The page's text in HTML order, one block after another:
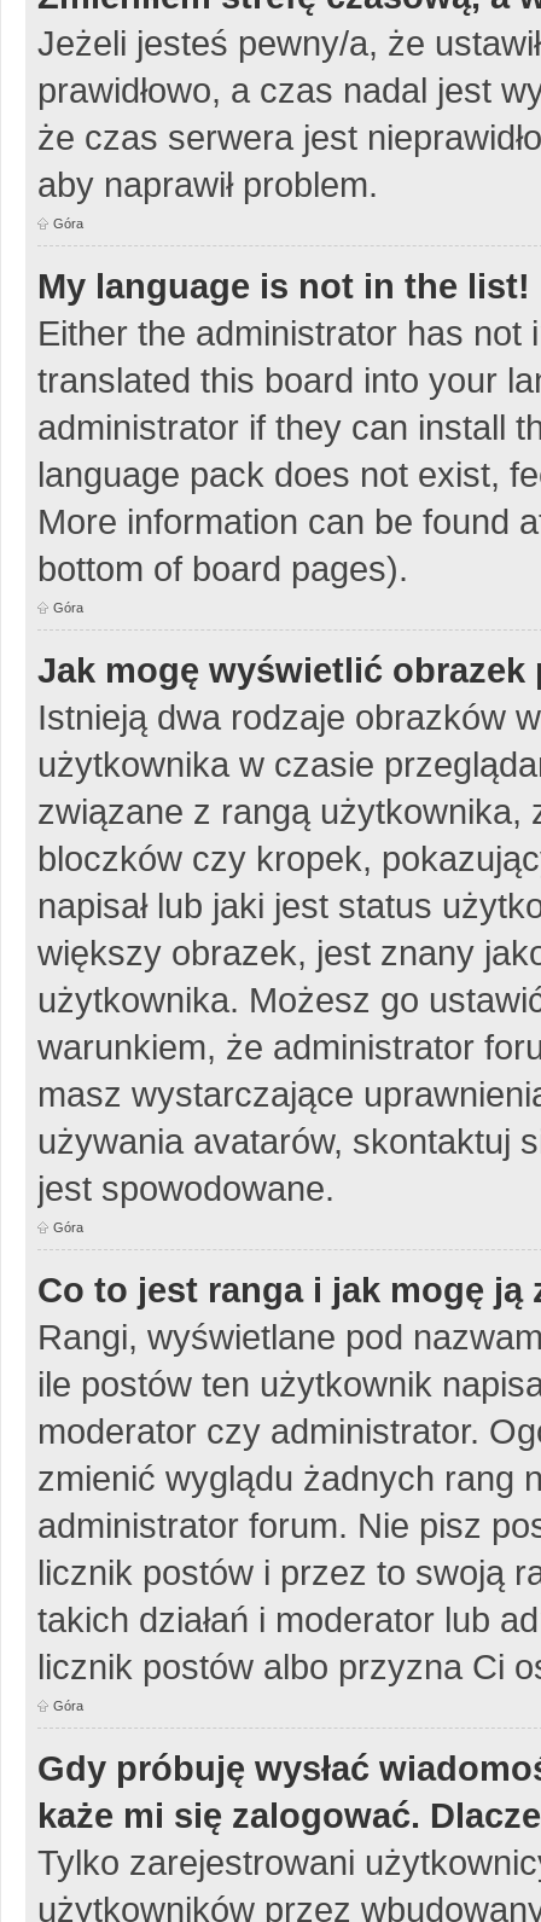
Jeżeli jesteś pewny/a, że
prawidłowo, a czas nadal jest
że czas serwera jest
aby naprawił problem.
Góra
My language is not in the list!
Either the administrator has
translated this board into your
administrator if they can install
language pack does not exist,
More information can be found
bottom of board pages).
Góra
Jak mogę wyświetlić
Istnieją dwa rodzaje obrazków
użytkownika w czasie
związane z rangą użytkownika,
bloczków czy kropek,
napisał lub jaki jest status
większy obrazek, jest znany
użytkownika. Możesz go
warunkiem, że administrator
masz wystarczające
używania avatarów, skontaktuj
jest spowodowane.
Góra
Co to jest ranga i jak mogę ją
Rangi, wyświetlane pod
ile postów ten użytkownik
moderator czy administrator.
zmienić wyglądu żadnych rang
administrator forum. Nie pisz
licznik postów i przez to swoją
takich działań i moderator lub
licznik postów albo przyzna Ci
Góra
Gdy próbuję wysłać
każe mi się zalogować.
Tylko zarejestrowani
użytkowników przez